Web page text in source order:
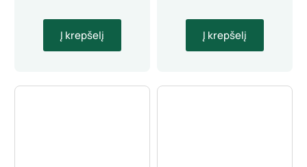
Į krepšelį Į krepšelį